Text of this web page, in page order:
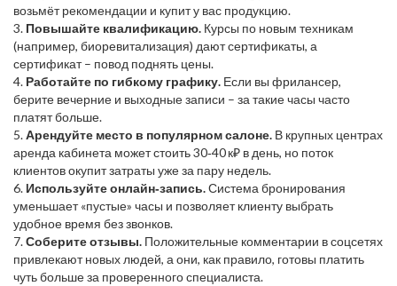
возьмёт рекомендации и купит у вас продукцию.
3. Повышайте квалификацию. Курсы по новым техникам
(например, биоревитализация) дают сертификаты, а
сертификат – повод поднять цены.
4. Работайте по гибкому графику. Если вы фрилансер,
берите вечерние и выходные записи – за такие часы часто
платят больше.
5.Арендуйте место в популярном салоне. В крупных центрах
аренда кабинета может стоить 30‑40 к₽ в день, но поток
клиентов окупит затраты уже за пару недель.
6. Используйте онлайн‑запись.Система бронирования
уменьшает «пустые» часы и позволяет клиенту выбрать
удобное время без звонков.
7.Соберите отзывы. Положительные комментарии в соцсетях
привлекают новых людей, а они, как правило, готовы платить
чуть больше за проверенного специалиста.